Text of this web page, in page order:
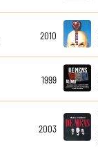
2010
1999
2003